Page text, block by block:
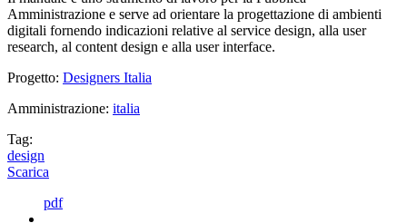
Amministrazione e serve ad orientare la progettazione di ambienti
digitali fornendo indicazioni relative al service design, alla user
research, al content design e alla user interface.
Progetto: Designers Italia
Amministrazione: italia
Tag:
design
Scarica
pdf